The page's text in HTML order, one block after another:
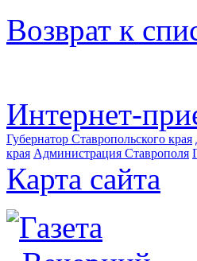
Возврат к
Интернет-
Губернатор Ставропольского края
края Администрация Ставрополя
Карта сайта